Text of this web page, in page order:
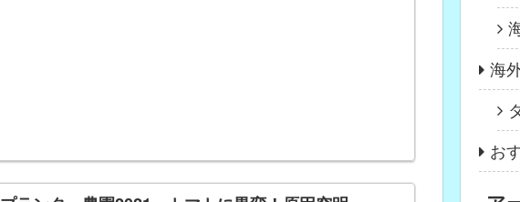
海
お